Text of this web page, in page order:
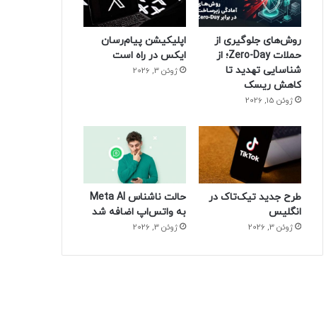
روش‌های جلوگیری از
حملات Zero-Day؛ از
شناسایی تهدید تا
کاهش ریسک
ژوئن 15, 2026
اپلیکیشن پیام‌رسان
ایکس در راه است
ژوئن 3, 2026
طرح جدید تیک‌تاک در
انگلیس
ژوئن 3, 2026
حالت ناشناس Meta AI
به واتس‌اپ اضافه شد
ژوئن 3, 2026